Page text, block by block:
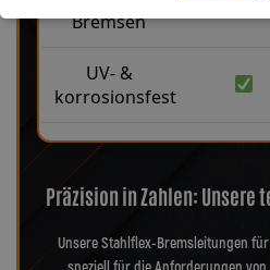
Bremsen
UV- &
korrosionsfest
Präzision in Zahlen:
Unsere Stahlflex-Bremsleitungen für